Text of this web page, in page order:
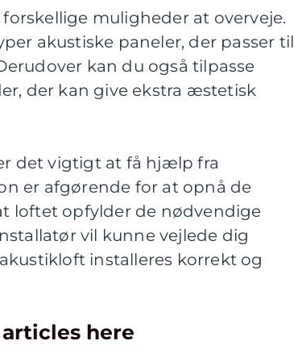
muligheder at overveje.
akustiske paneler, der passer til
kan du også tilpasse
der kan give ekstra æstetisk
det vigtigt at få hjælp fra
er afgørende for at opnå de
loftet opfylder de nødvendige
vil kunne vejlede dig
installeres korrekt og
here